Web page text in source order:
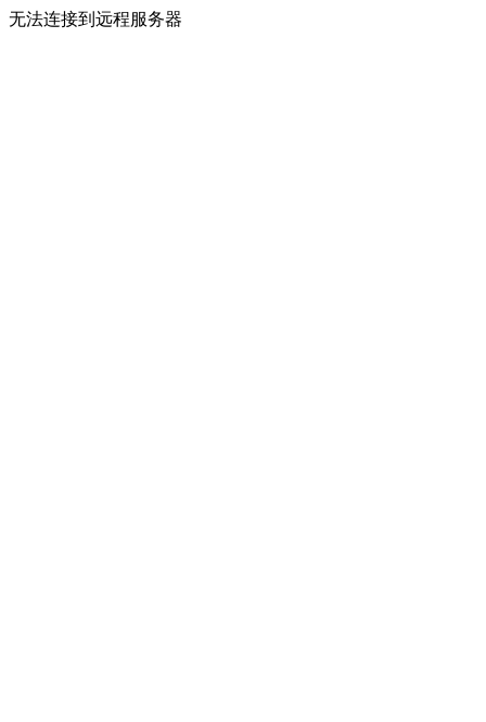
无法连接到远程服务器